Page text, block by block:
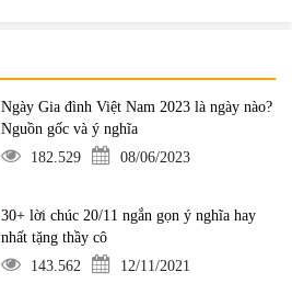
Ngày Gia đình Việt Nam 2023 là ngày nào?
Nguồn gốc và ý nghĩa
182.529
08/06/2023
30+ lời chúc 20/11 ngắn gọn ý nghĩa hay
nhất tặng thầy cô
143.562
12/11/2021